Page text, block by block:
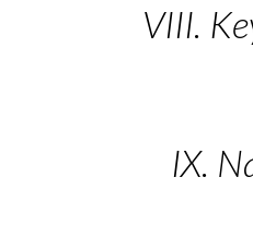
VIII.
IX.